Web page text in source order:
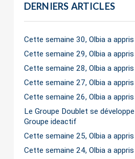
DERNIERS ARTICLES
Cette semaine 30, Olbia a
Cette semaine 29, Olbia a
Cette semaine 28, Olbia a
Cette semaine 27, Olbia a
Cette semaine 26, Olbia a
Le Groupe Doublet se
Groupe ideactif
Cette semaine 25, Olbia a
Cette semaine 24, Olbia a